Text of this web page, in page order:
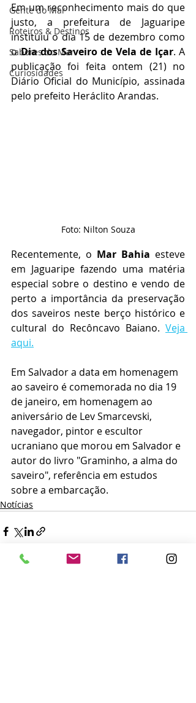
Gente do Mar
Roteiros & Destinos
Sabores do Mar
Curiosidades
Em um reconhecimento mais do que
justo, a prefeitura de Jaguaripe
instituiu o dia 15 de dezembro como
o Dia dos Saveiro de Vela de Içar. A
publicação foi feita ontem (21) no
Diário Oficial do Município, assinada
pelo prefeito Heráclito Arandas.
Foto: Nilton Souza
Recentemente, o Mar Bahia esteve
em Jaguaripe fazendo uma matéria
especial sobre o destino e vendo de
perto a importância da preservação
dos saveiros neste berço histórico e
cultural do Recôncavo Baiano. Veja
aqui.
Em Salvador a data em homenagem
ao saveiro é comemorada no dia 19
de janeiro, em homenagem ao
aniversário de Lev Smarcevski,
navegador, pintor e escultor
ucraniano que morou em Salvador e
autor do livro "Graminho, a alma do
saveiro", referência em estudos
sobre a embarcação.
Notícias